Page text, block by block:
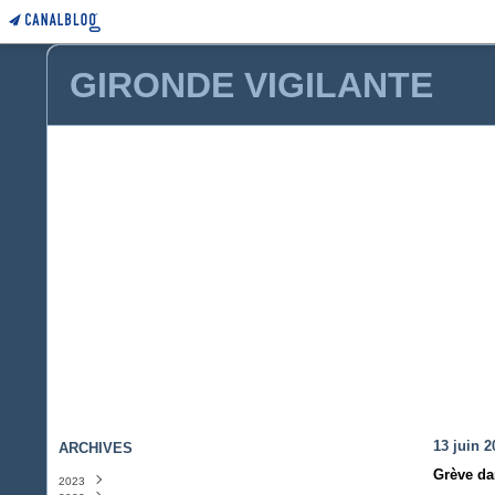
GIRONDE VIGILANTE
ARCHIVES
2023
13 juin
Grève